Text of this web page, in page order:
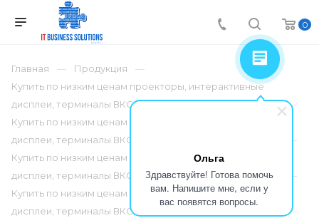
Ольга
Здравствуйте! Готова помочь
вам. Напишите мне, если у
вас появятся вопросы.
0
Главная
Продукция
Купить по низким ценам проекторы, интерактивные
дисплеи, терминалы ВКС, телефонию по низким ценам
Купить по низким ценам проекторы, интерактивные
дисплеи, терминалы ВКС, телефонию по низким ценам
Купить по низким ценам проекторы, интерактивные
дисплеи, терминалы ВКС, телефонию по низким ценам
Купить по низким ценам проекторы, интерактивные
дисплеи, терминалы ВКС, телефонию по низким ценам